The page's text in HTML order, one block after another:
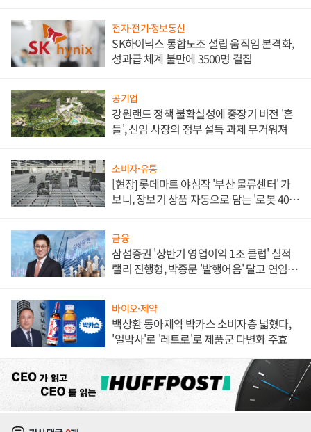
전자·전기·정보통신
SK하이닉스 통합노조 설립 움직임 본격화,
성과급 체계 불만에 3500명 결집
공기업
강원랜드 정책 불확실성에 중장기 비전 '흔
들', 신임 사장의 정부 설득 과제 무거워져
소비자·유통
[현장] 롯데마트 야심작 '부산 물류센터' 가
보니, 장보기 상품 자동으로 담는 '로봇 400
금융
삼섬증권 '상반기 영업이익 1조 클럽' 실적
랠리 진행형, 박종문 '발행어음' 달고 연임 향
바이오·제약
백상환 동아제약 박카스 소비자층 넓혔다,
'얼박사'로 '레트로'로 제품군 다변화 주효